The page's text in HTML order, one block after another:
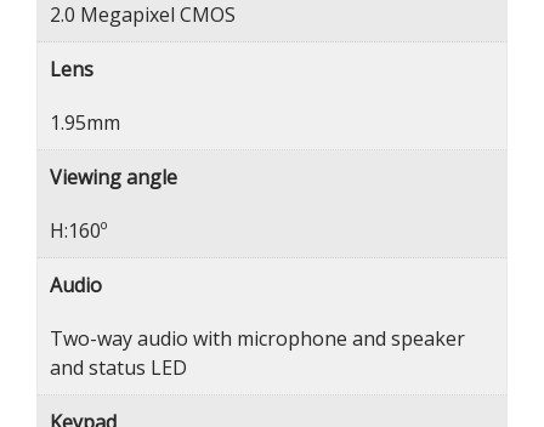
2.0 Megapixel CMOS
Lens
1.95mm
Viewing angle
H:160º
Audio
Two-way audio with microphone and speaker
and status LED